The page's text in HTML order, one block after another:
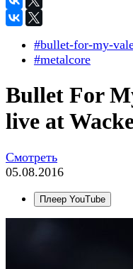
#bullet-for-my-
#metalcore
Bullet For
live at
Смотреть
05.08.2016
Плеер YouTube